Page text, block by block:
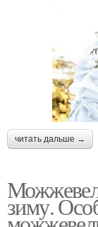
читать дальше →
зиму.